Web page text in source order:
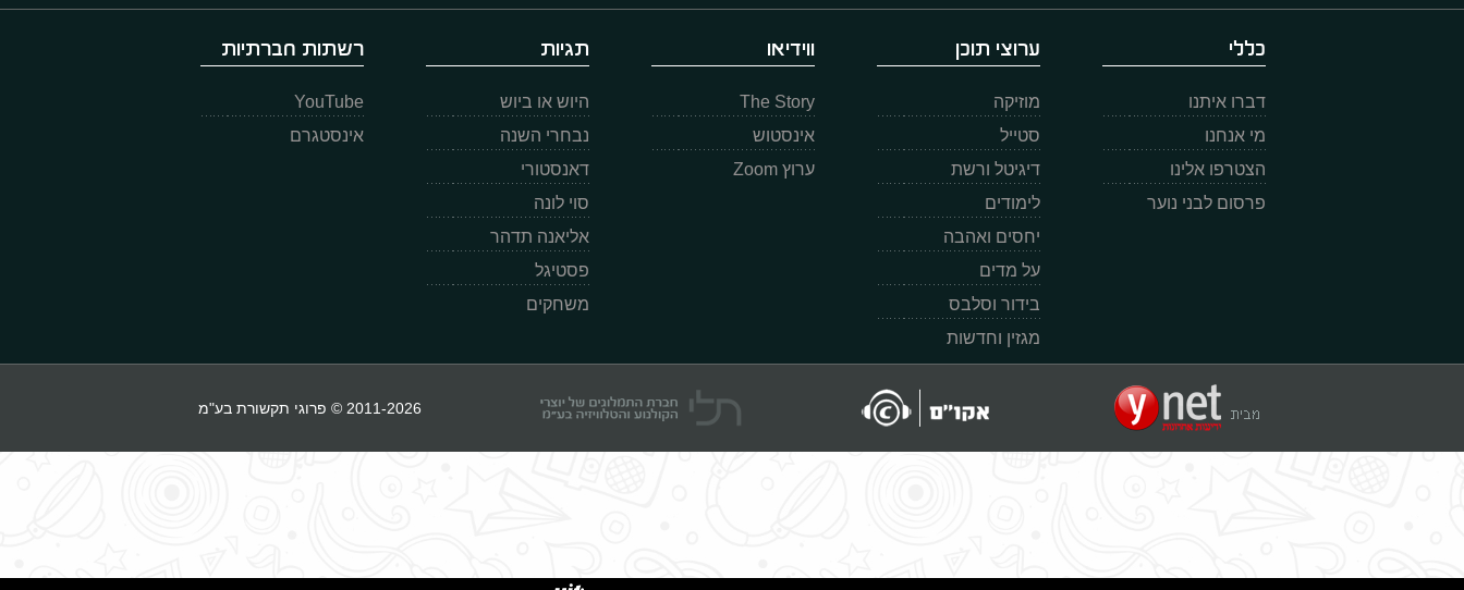
כללי
דברו איתנו
מי אנחנו
הצטרפו אלינו
פרסום לבני נוער
ערוצי תוכן
מוזיקה
סטייל
דיגיטל ורשת
לימודים
יחסים ואהבה
על מדים
בידור וסלבס
מגזין וחדשות
ווידיאו
The Story
אינסטוש
ערוץ Zoom
תגיות
היוש או ביוש
נבחרי השנה
דאנסטורי
סוי לונה
אליאנה תדהר
פסטיגל
משחקים
רשתות חברתיות
YouTube
אינסטגרם
2011-2026 © פרוגי תקשורת בע"מ